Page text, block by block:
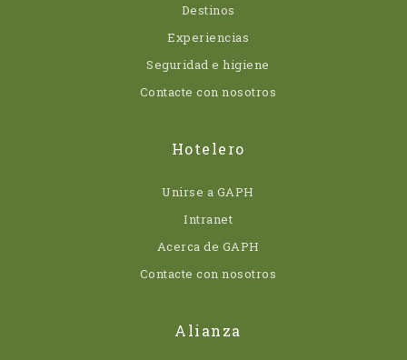
Destinos
Experiencias
Seguridad e higiene
Contacte con nosotros
Hotelero
Unirse a GAPH
Intranet
Acerca de GAPH
Contacte con nosotros
Alianza